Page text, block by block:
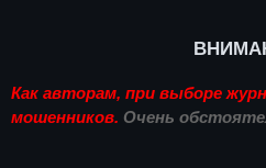
Как авторам, при выборе
мошенников. Очень